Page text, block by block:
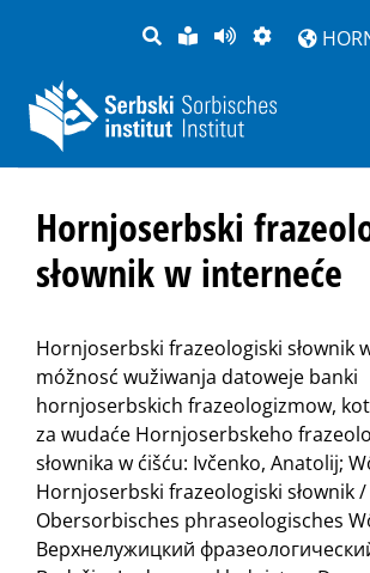
PYTANJE
LOCHKA
RĚČ
STRONU
PŘEDČITAĆ
Hornjoserbski
słownik w interneće
Hornjoserbski frazeologiski słownik
móžnosć wužiwanja datoweje banki
hornjoserbskich frazeologizmow,
za wudaće Hornjoserbskeho
słownika w ćišću: Ivčenko, Anatolij;
Hornjoserbski frazeologiski słownik /
Obersorbisches phraseologisches
Верхнелужицкий